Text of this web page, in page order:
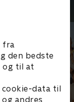
fra
den bedste
og til at
cookie-data til
andres